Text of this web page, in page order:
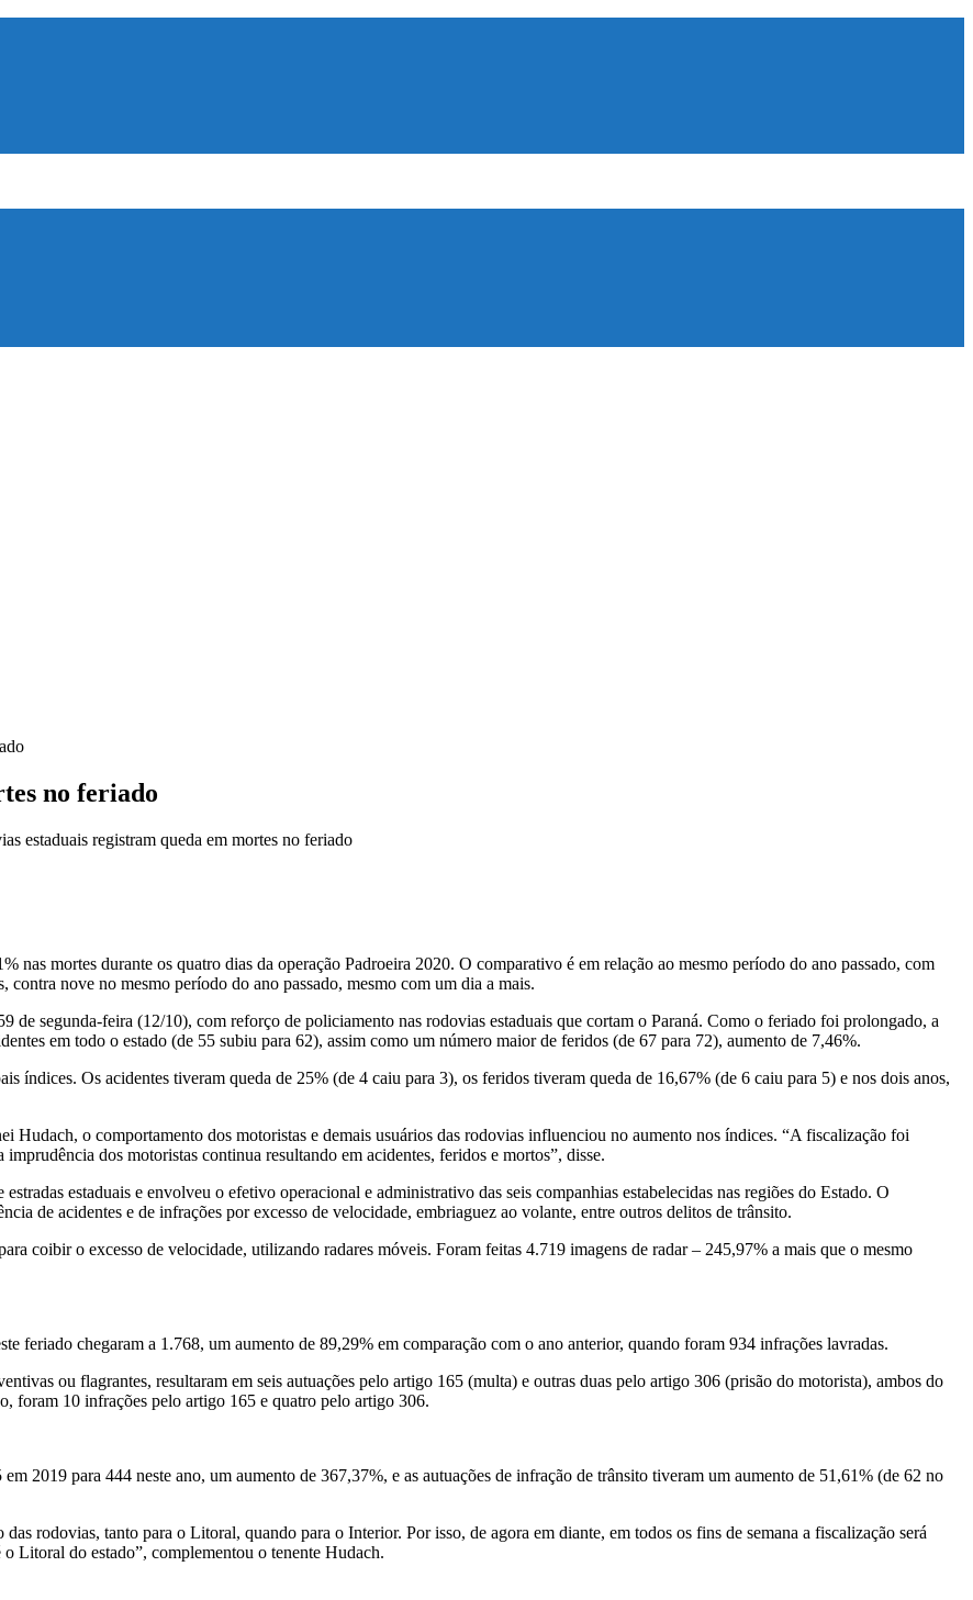
no feriado
estaduais registram queda em mortes no feriado
mortes durante os quatro dias da operação Padroeira 2020. O comparativo é em relação ao mesmo período do ano passado, com
nove no mesmo período do ano passado, mesmo com um dia a mais.
de segunda-feira (12/10), com reforço de policiamento nas rodovias estaduais que cortam o Paraná. Como o feriado foi prolongado, a
em todo o estado (de 55 subiu para 62), assim como um número maior de feridos (de 67 para 72), aumento de 7,46%.
índices. Os acidentes tiveram queda de 25% (de 4 caiu para 3), os feridos tiveram queda de 16,67% (de 6 caiu para 5) e nos dois anos,
Hudach, o comportamento dos motoristas e demais usuários das rodovias influenciou no aumento nos índices. “A fiscalização foi
dos motoristas continua resultando em acidentes, feridos e mortos”, disse.
estaduais e envolveu o efetivo operacional e administrativo das seis companhias estabelecidas nas regiões do Estado. O
de acidentes e de infrações por excesso de velocidade, embriaguez ao volante, entre outros delitos de trânsito.
coibir o excesso de velocidade, utilizando radares móveis. Foram feitas 4.719 imagens de radar – 245,97% a mais que o mesmo
feriado chegaram a 1.768, um aumento de 89,29% em comparação com o ano anterior, quando foram 934 infrações lavradas.
ou flagrantes, resultaram em seis autuações pelo artigo 165 (multa) e outras duas pelo artigo 306 (prisão do motorista), ambos do
foram 10 infrações pelo artigo 165 e quatro pelo artigo 306.
2019 para 444 neste ano, um aumento de 367,37%, e as autuações de infração de trânsito tiveram um aumento de 51,61% (de 62 no
rodovias, tanto para o Litoral, quando para o Interior. Por isso, de agora em diante, em todos os fins de semana a fiscalização será
Litoral do estado”, complementou o tenente Hudach.